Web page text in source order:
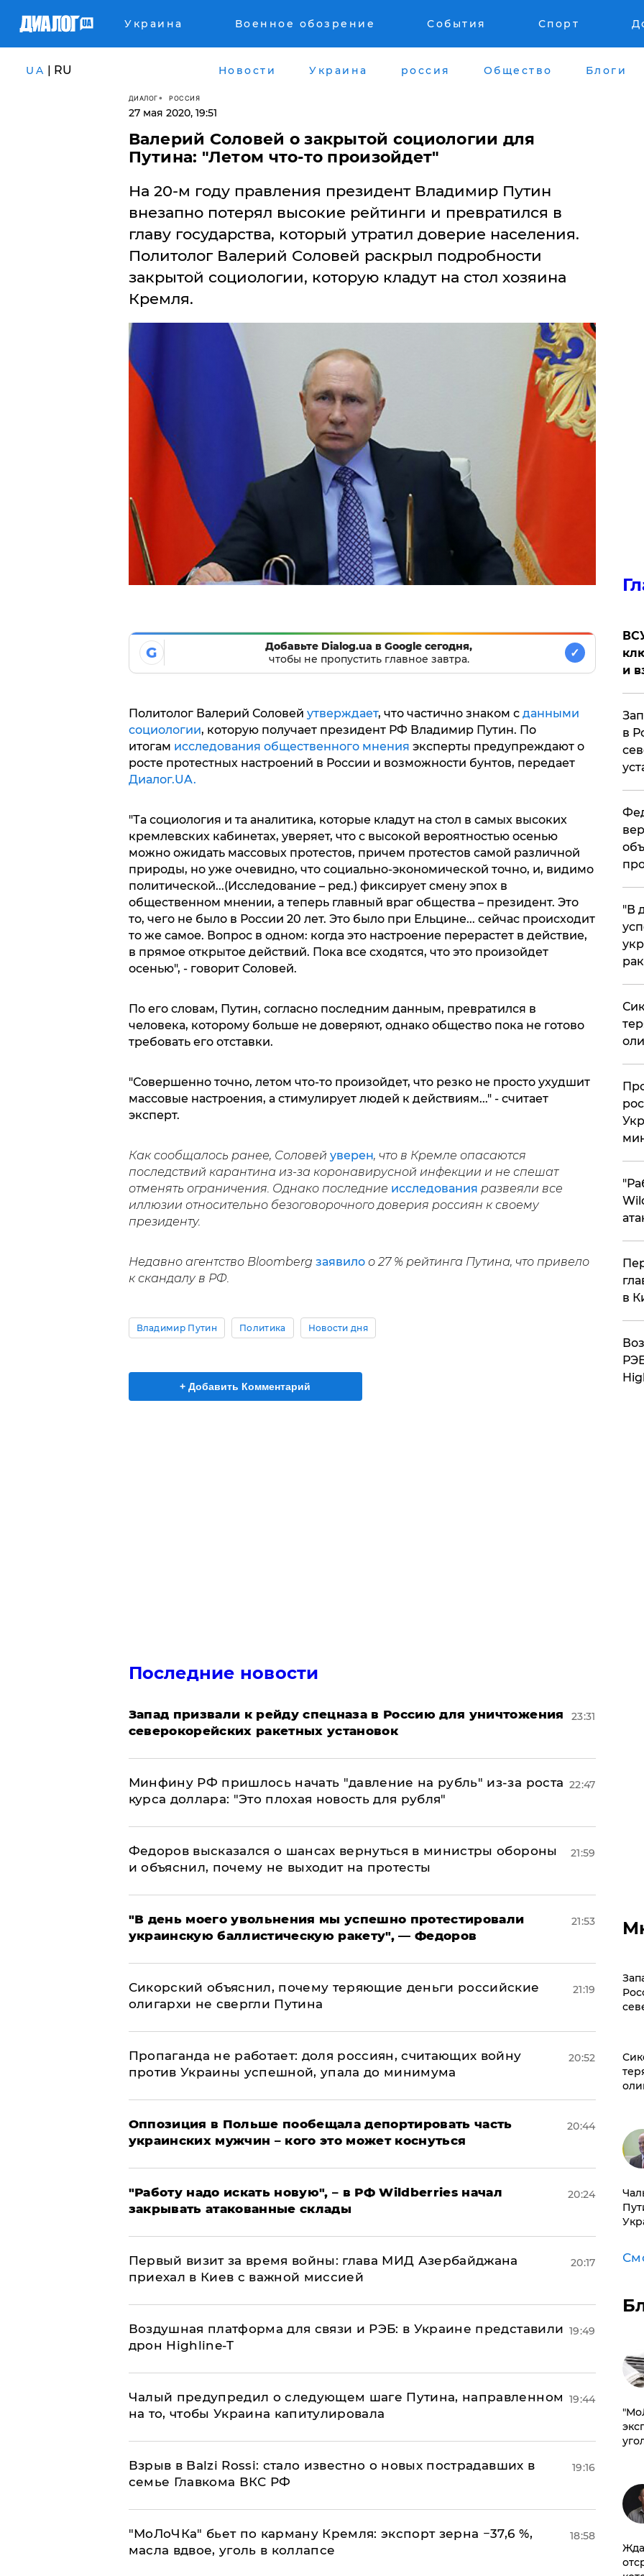
Украина Военное обозрение События Спорт
UA | RU Новости Украина россия Общество Блоги
ДИАЛОГ РОССИЯ
27 мая 2020, 19:51
Валерий Соловей о закрытой социологии для
Путина: "Летом что-то произойдет"
На 20-м году правления президент Владимир Путин
внезапно потерял высокие рейтинги и превратился в
главу государства, который утратил доверие населения.
Политолог Валерий Соловей раскрыл подробности
закрытой социологии, которую кладут на стол хозяина
Кремля.
G
Добавьте Dialog.ua в Google сегодня,
чтобы не пропустить главное завтра.
✓
Политолог Валерий Соловей утверждает, что частично знаком с данными
социологии, которую получает президент РФ Владимир Путин. По
итогам исследования общественного мнения эксперты предупреждают о
росте протестных настроений в России и возможности бунтов, передает
Диалог.UA.
"Та социология и та аналитика, которые кладут на стол в самых высоких
кремлевских кабинетах, уверяет, что с высокой вероятностью осенью
можно ожидать массовых протестов, причем протестов самой различной
природы, но уже очевидно, что социально-экономической точно, и, видимо
политической...(Исследование – ред.) фиксирует смену эпох в
общественном мнении, а теперь главный враг общества – президент. Это
то, чего не было в России 20 лет. Это было при Ельцине... сейчас происходит
то же самое. Вопрос в одном: когда это настроение перерастет в действие,
в прямое открытое действий. Пока все сходятся, что это произойдет
осенью", - говорит Соловей.
По его словам, Путин, согласно последним данным, превратился в
человека, которому больше не доверяют, однако общество пока не готово
требовать его отставки.
"Совершенно точно, летом что-то произойдет, что резко не просто ухудшит
массовые настроения, а стимулирует людей к действиям..." - считает
эксперт.
Как сообщалось ранее, Соловей уверен, что в Кремле опасаются
последствий карантина из-за коронавирусной инфекции и не спешат
отменять ограничения. Однако последние исследования развеяли все
иллюзии относительно безоговорочного доверия россиян к своему
президенту.
Недавно агентство Bloomberg заявилоо 27 % рейтинга Путина, что привело
к скандалу в РФ.
Владимир Путин Политика Новости дня
+ Добавить Комментарий
Последние новости
Запад призвали к рейду спецназа в Россию для уничтожения
северокорейских ракетных установок
23:31
Минфину РФ пришлось начать "давление на рубль" из-за роста
курса доллара: "Это плохая новость для рубля"
22:47
Федоров высказался о шансах вернуться в министры обороны
и объяснил, почему не выходит на протесты
21:59
​"В день моего увольнения мы успешно протестировали
украинскую баллистическую ракету", — Федоров
21:53
Сикорский объяснил, почему теряющие деньги российские
олигархи не свергли Путина
21:19
​Пропаганда не работает: доля россиян, считающих войну
против Украины успешной, упала до минимума
20:52
Оппозиция в Польше пообещала депортировать часть
украинских мужчин – кого это может коснуться
20:44
"Работу надо искать новую", – в РФ Wildberries начал
закрывать атакованные склады
20:24
Первый визит за время войны: глава МИД Азербайджана
приехал в Киев с важной миссией
20:17
Воздушная платформа для связи и РЭБ: в Украине представили
дрон Highline-T
19:49
Чалый предупредил о следующем шаге Путина, направленном
на то, чтобы Украина капитулировала
19:44
Взрыв в Balzi Rossi: стало известно о новых пострадавших в
семье Главкома ВКС РФ
19:16
​"МоЛоЧКа" бьет по карману Кремля: экспорт зерна −37,6 %,
масла вдвое, уголь в коллапсе
18:58
и
в
​"В
в